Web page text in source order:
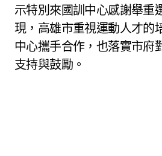
示特別來國訓中心感謝舉重
現，高雄市重視運動人才的
中心攜手合作，也落實市府
支持與鼓勵。